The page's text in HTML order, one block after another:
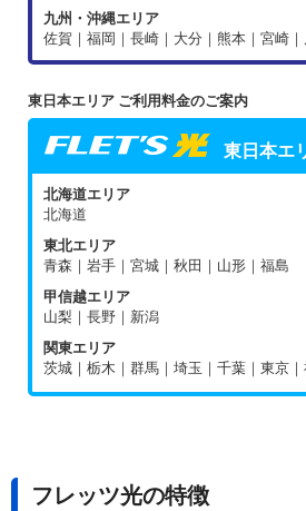
九州・沖縄エリア
佐賀｜福岡｜長崎｜大分｜熊本｜宮崎
東日本エリア ご利用料金のご案内
東日本エ
北海道エリア
北海道
東北エリア
青森｜岩手｜宮城｜秋田｜山形｜福島
甲信越エリア
山梨｜長野｜新潟
関東エリア
茨城｜栃木｜群馬｜埼玉｜千葉｜東京｜
フレッツ光の特徴